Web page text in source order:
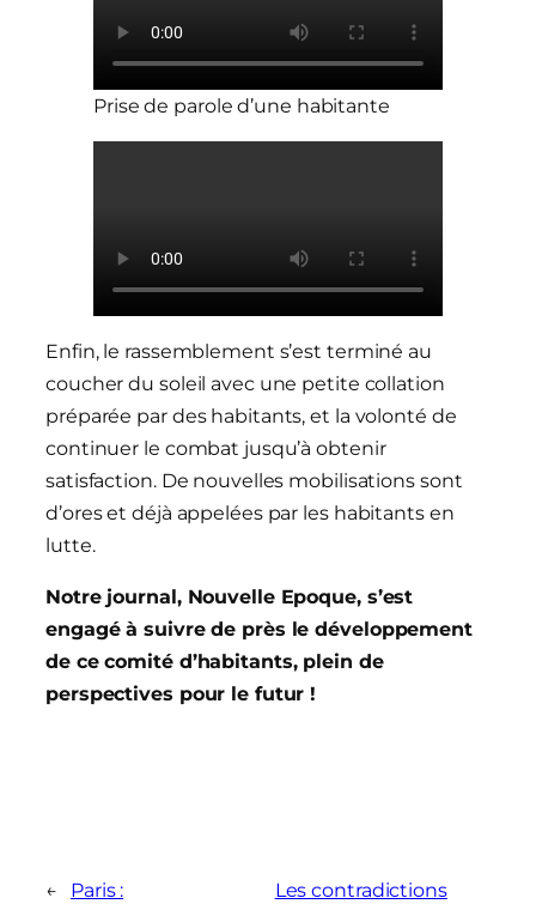
Prise de parole d’une habitante
Enfin, le rassemblement s’est terminé au
coucher du soleil avec une petite collation
préparée par des habitants, et la volonté de
continuer le combat jusqu’à obtenir
satisfaction. De nouvelles mobilisations sont
d’ores et déjà appelées par les habitants en
lutte.
Notre journal, Nouvelle Epoque, s’est
engagé à suivre de près le développement
de ce comité d’habitants, plein de
perspectives pour le futur !
← Paris : Les contradictions